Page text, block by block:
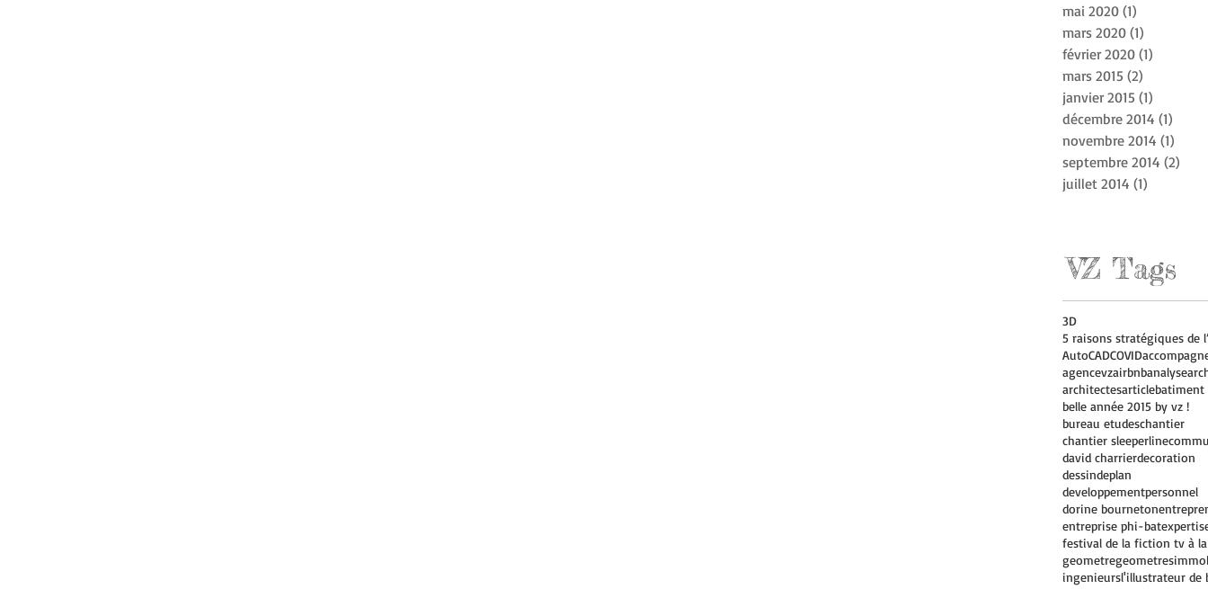
mai 2020 (1)
mars 2020 (1)
février 2020 (1)
mars 2015 (2)
janvier 2015 (1)
décembre 2014 (1)
novembre 2014 (1)
septembre 2014 (2)
juillet 2014 (1)
VZ Tags
3D
AutoCADCOVID
agencevzairbnbanalyse
architectesarticlebatiment
belle année 2015 by vz !
bureau etudeschantier
chantier sleeperline
david charrierdecoration
dessindeplan
developpementpersonnel
dorine bourneton
entreprise phi-bat
geometregeometres
ingenieursl'illustrateur de